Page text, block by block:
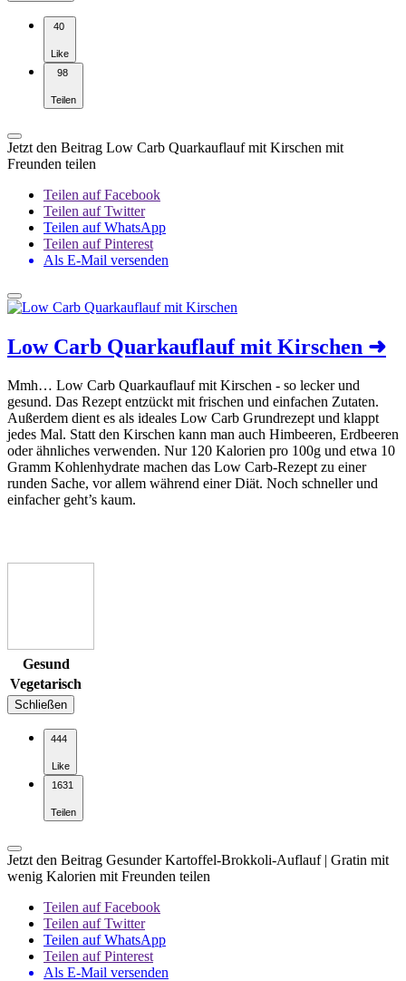
40
Like
98
Teilen
Jetzt den Beitrag Low Carb Quarkauflauf mit Kirschen mit
Freunden teilen
Teilen auf Facebook
Teilen auf Twitter
Teilen auf WhatsApp
Teilen auf Pinterest
Als E-Mail versenden
Low Carb Quarkauflauf mit Kirschen ➜
Mmh… Low Carb Quarkauflauf mit Kirschen - so lecker und
gesund. Das Rezept entzückt mit frischen und einfachen Zutaten.
Außerdem dient es als ideales Low Carb Grundrezept und klappt
jedes Mal. Statt den Kirschen kann man auch Himbeeren, Erdbeeren
oder ähnliches verwenden. Nur 120 Kalorien pro 100g und etwa 10
Gramm Kohlenhydrate machen das Low Carb-Rezept zu einer
runden Sache, vor allem während einer Diät. Noch schneller und
einfacher geht’s kaum.
Gesund
Vegetarisch
Schließen
444
Like
1631
Teilen
Jetzt den Beitrag Gesunder Kartoffel-Brokkoli-Auflauf | Gratin mit
wenig Kalorien mit Freunden teilen
Teilen auf Facebook
Teilen auf Twitter
Teilen auf WhatsApp
Teilen auf Pinterest
Als E-Mail versenden